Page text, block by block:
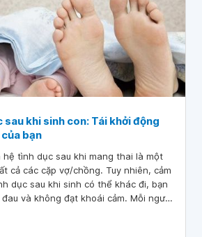
sau khi sinh con: Tái khởi động
bạn
hệ tình dục sau khi mang thai là một
cả các cặp vợ/chồng. Tuy nhiên, cảm
dục sau khi sinh có thể khác đi, bạn
và không đạt khoái cảm. Mỗi người
ý sự đáp ứng của cơ thể để có